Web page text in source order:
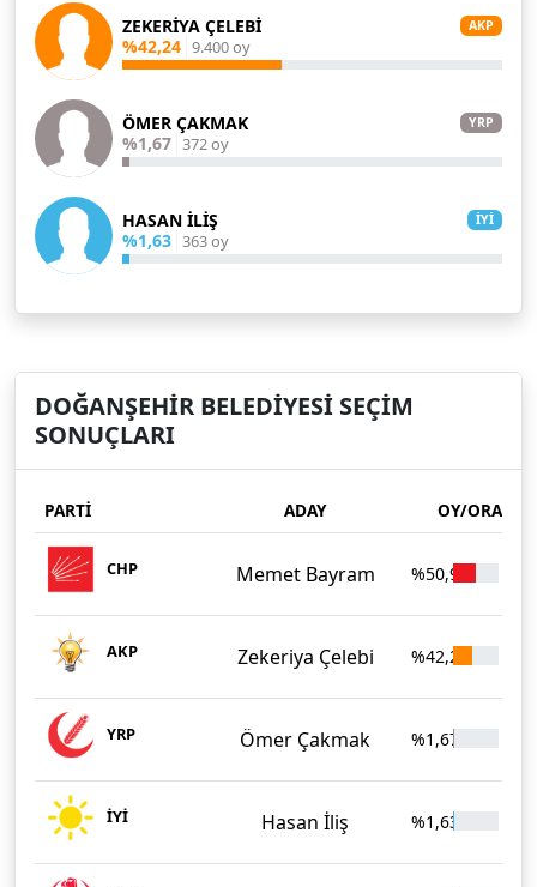
ZEKERİYA ÇELEBİ AKP
%42,24 9.400 oy
ÖMER ÇAKMAK YRP
%1,67 372 oy
HASAN İLİŞ İYİ
%1,63 363 oy
DOĞANŞEHİR BELEDİYESİ SEÇİM
SONUÇLARI
PARTİ ADAY OY/ORAN
CHP Memet Bayram %50,95
AKP Zekeriya Çelebi %42,24
YRP Ömer Çakmak %1,67
İYİ Hasan İliş %1,63